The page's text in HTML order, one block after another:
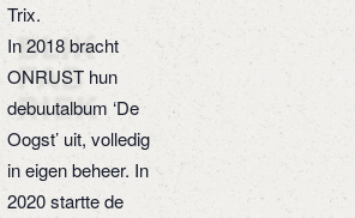
Trix.
In 2018 bracht
ONRUST hun
debuutalbum ‘De
Oogst’ uit, volledig
in eigen beheer. In
2020 startte de